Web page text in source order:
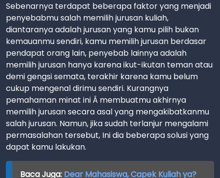
Sebenarnya terdapat beberapa faktor yang menjadi
penyebabmu salah memilih jurusan kuliah,
diantaranya adalah jurusan yang kamu pilih bukan
kemauanmu sendiri, kamu memilih jurusan berdasar
pendapat orang lain, penyebab lainnya adalah
memilih jurusan hanya karena ikut-ikutan teman atau
demi gengsi semata, terakhir karena kamu belum
cukup mengenal dirimu sendiri. Kurangnya
pemahaman minat ini Â membuatmu akhirnya
memilih jurusan secara asal yang mengakibatkanmu
salah jurusan. Namun, jika sudah terlanjur mengalami
permasalahan tersebut, Ini dia beberapa solusi yang
dapat kamu lakukan.
Baca Juga: Dear Mahasiswa, Capek Kuliah ya?